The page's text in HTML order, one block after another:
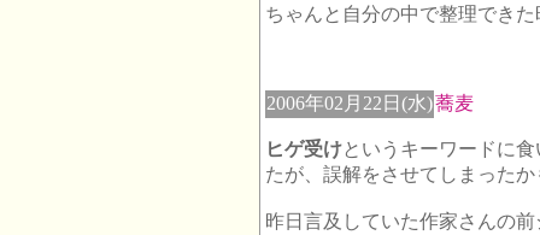
ちゃんと自分の中で整理でき
2006年02月22日(水)蕎麦
ヒゲ受けというキーワードに
たが、誤解をさせてしまった
昨日言及していた作家さんの